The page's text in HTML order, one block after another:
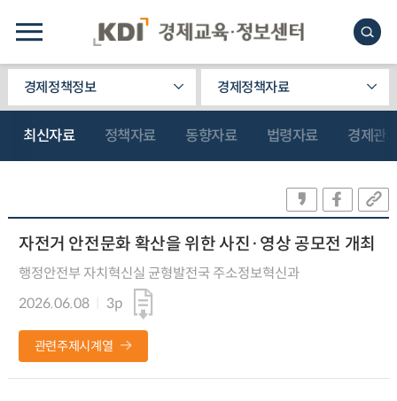
경제정책정보 경제정책자료
최신자료 정책자료 동향자료 법령자료 경제관
자전거 안전문화 확산을 위한 사진·영상 공모전 개최
행정안전부 자치혁신실 균형발전국 주소정보혁신과
2026.06.08
3p
관련주제시계열